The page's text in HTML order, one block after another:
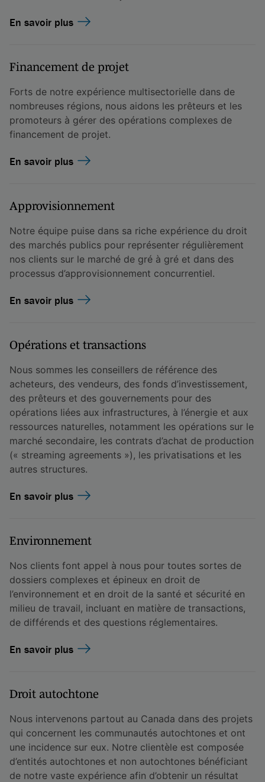
En savoir plus
Financement de projet
Forts de notre expérience multisectorielle dans de
nombreuses régions, nous aidons les prêteurs et les
promoteurs à gérer des opérations complexes de
financement de projet.
En savoir plus
Approvisionnement
Notre équipe puise dans sa riche expérience du droit
des marchés publics pour représenter régulièrement
nos clients sur le marché de gré à gré et dans des
processus d’approvisionnement concurrentiel.
En savoir plus
Opérations et transactions
Nous sommes les conseillers de référence des
acheteurs, des vendeurs, des fonds d’investissement,
des prêteurs et des gouvernements pour des
opérations liées aux infrastructures, à l’énergie et aux
ressources naturelles, notamment les opérations sur le
marché secondaire, les contrats d’achat de production
(« streaming agreements »), les privatisations et les
autres structures.
En savoir plus
Environnement
Nos clients font appel à nous pour toutes sortes de
dossiers complexes et épineux en droit de
l’environnement et en droit de la santé et sécurité en
milieu de travail, incluant en matière de transactions,
de différends et des questions réglementaires.
En savoir plus
Droit autochtone
Nous intervenons partout au Canada dans des projets
qui concernent les communautés autochtones et ont
une incidence sur eux. Notre clientèle est composée
d’entités autochtones et non autochtones bénéficiant
de notre vaste expérience afin d’obtenir un résultat